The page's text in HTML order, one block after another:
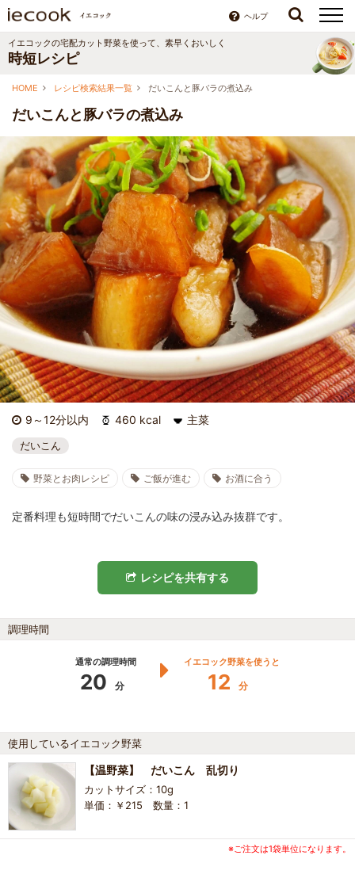
ヘルプ
イエコックの宅配カット野菜を使って、素早くおいしく
時短レシピ
HOME レシピ検索結果一覧 だいこんと豚バラの煮込み
だいこんと豚バラの煮込み
9～12分以内 460 kcal 主菜
だいこん
野菜とお肉レシピ ご飯が進む お酒に合う
定番料理も短時間でだいこんの味の浸み込み抜群です。
レシピを共有する
調理時間
通常の調理時間
20 分
イエコック野菜を使うと
12 分
使用しているイエコック野菜
【温野菜】 だいこん 乱切り
カットサイズ：10g
単価：￥215 数量：1
※ご注文は1袋単位になります。